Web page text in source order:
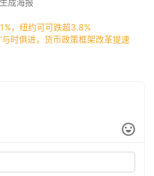
生成海报
，纽约可可跌超3.8%
与时俱进，货币政策框架改革提速